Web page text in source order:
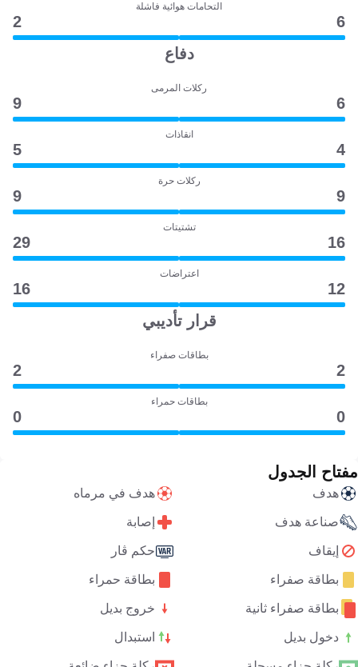
التحامات هوائية فاشلة
6
2
دفاع
ركلات المرمى
6
9
انقاذات
4
5
ركلات حرة
9
9
تشتيتات
16
29
اعتراضات
12
16
قرار تأديبي
بطاقات صفراء
2
2
بطاقات حمراء
0
0
مفتاح الجدول
هدف هدف في مرماه
صناعة هدف إصابة
إيقاف حكم ڤار
بطاقة صفراء بطاقة حمراء
بطاقة صفراء ثانية خروج بديل
دخول بديل استبدال